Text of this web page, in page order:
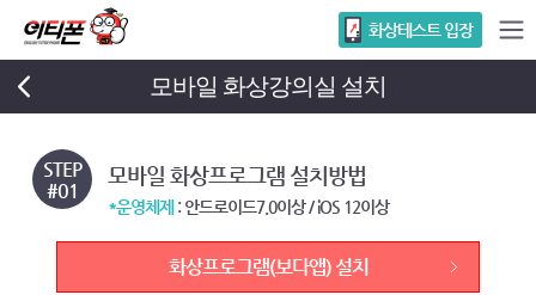
화상테스트 입장
모바일 화상강의실 설치
STEP
#01
모바일 화상프로그램 설치방법
*운영체제 : 안드로이드7.0이상 / iOS 12이상
화상프로그램(보다앱) 설치